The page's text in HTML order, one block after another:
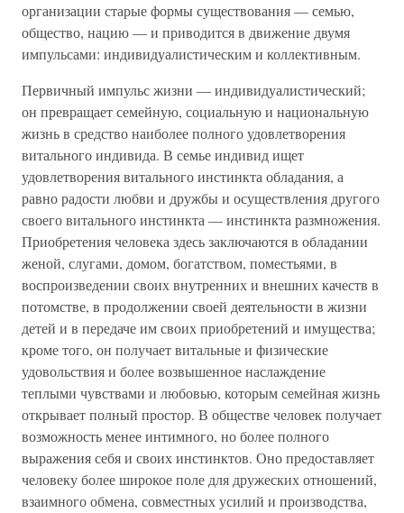
организации старые формы существования — семью,
общество, нацию — и приводится в движение двумя
импульсами: индивидуалистическим и коллективным.
Первичный импульс жизни — индивидуалистический;
он превращает семейную, социальную и национальную
жизнь в средство наиболее полного удовлетворения
витального индивида. В семье индивид ищет
удовлетворения витального инстинкта обладания, а
равно радости любви и дружбы и осуществления другого
своего витального инстинкта — инстинкта размножения.
Приобретения человека здесь заключаются в обладании
женой, слугами, домом, богатством, поместьями, в
воспроизведении своих внутренних и внешних качеств в
потомстве, в продолжении своей деятельности в жизни
детей и в передаче им своих приобретений и имущества;
кроме того, он получает витальные и физические
удовольствия и более возвышенное наслаждение
теплыми чувствами и любовью, которым семейная жизнь
открывает полный простор. В обществе человек получает
возможность менее интимного, но более полного
выражения себя и своих инстинктов. Оно предоставляет
человеку более широкое поле для дружеских отношений,
взаимного обмена, совместных усилий и производства,